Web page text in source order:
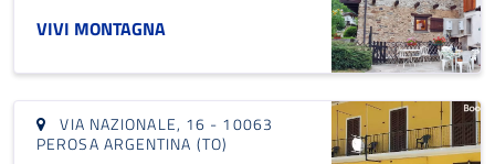
VIVI MONTAGNA
VIA NAZIONALE, 16 - 10063
PEROSA ARGENTINA (TO)